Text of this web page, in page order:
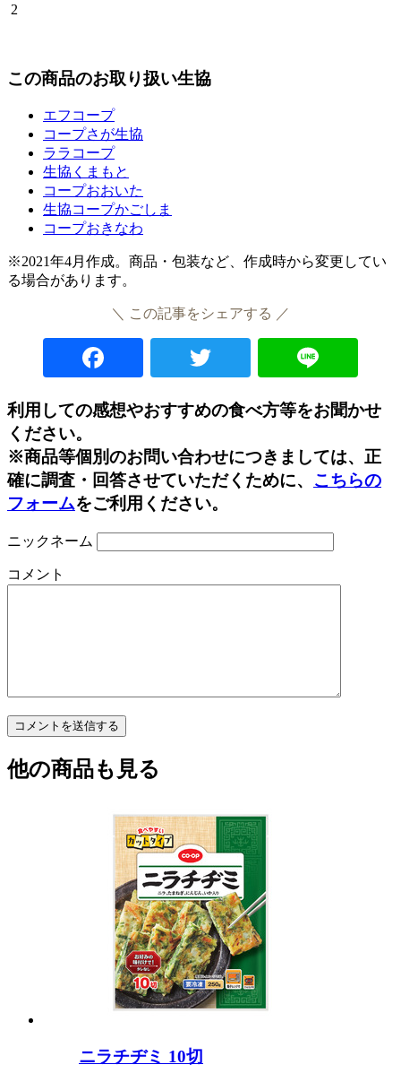
2
この商品のお取り扱い生協
エフコープ
コープさが生協
ララコープ
生協くまもと
コープおおいた
生協コープかごしま
コープおきなわ
※2021年4月作成。商品・包装など、作成時から変更してい
る場合があります。
＼ この記事をシェアする ／
Facebook Twitter
利用しての感想やおすすめの食べ方等をお聞かせ
ください。
※商品等個別のお問い合わせにつきましては、正
確に調査・回答させていただくために、 こちらの
フォームをご利用ください。
ニックネーム
コメント
他の商品も見る
ニラチヂミ 10切